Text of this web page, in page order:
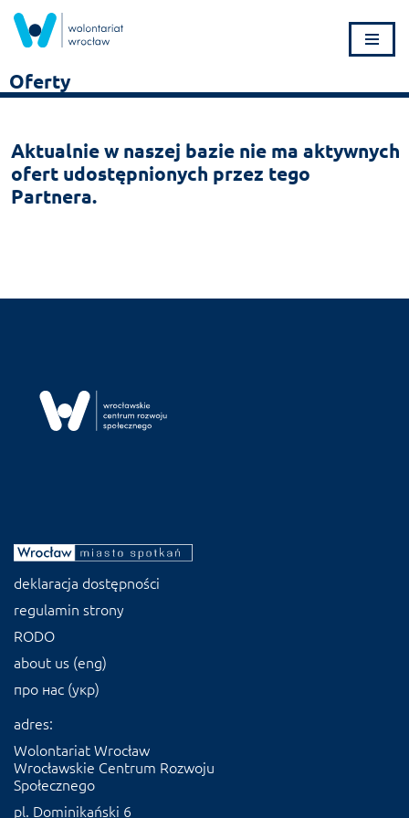
Przejdź
do
treści
Oferty
Aktualnie w naszej bazie nie ma aktywnych
ofert udostępnionych przez tego
Partnera.
deklaracja dostępności
regulamin strony
RODO
about us (eng)
про нас (укр)
adres:
Wolontariat Wrocław
Wrocławskie Centrum Rozwoju
Społecznego
pl. Dominikański 6